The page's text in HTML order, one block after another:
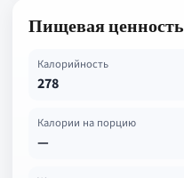
Пищевая ценность
Калорийность
278
Калории на порцию
—